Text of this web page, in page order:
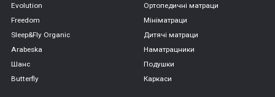
Evolution
Freedom
Sleep&Fly Organic
Arabeska
Шанс
Butterfly
Ортопедичні матраци
Мініматраци
Дитячі матраци
Наматрацники
Подушки
Каркаси